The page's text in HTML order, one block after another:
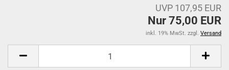
UVP 107,95 EUR
Nur 75,00 EUR
inkl. 19% MwSt. zzgl. Versand